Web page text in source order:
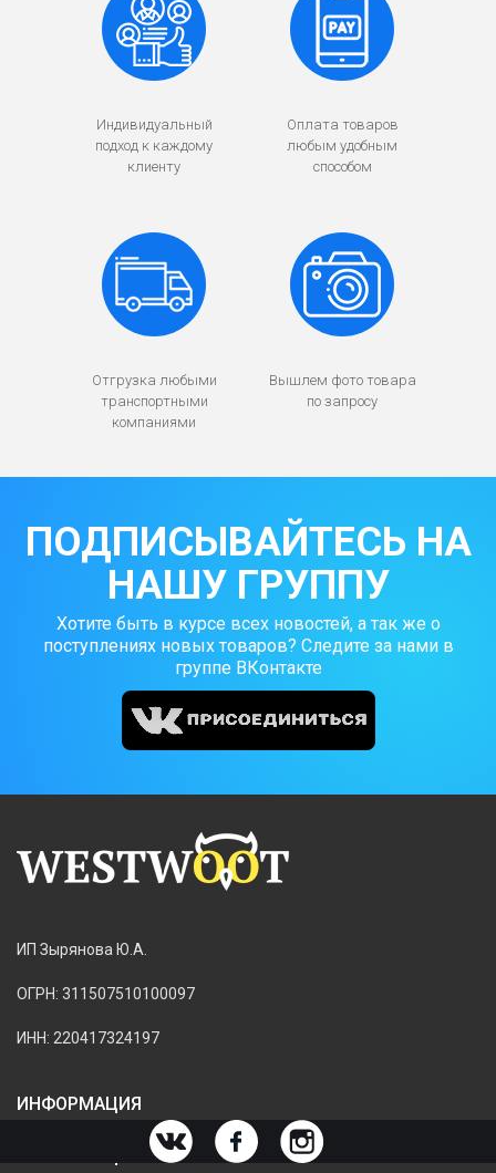
Индивидуальный
подход к каждому
клиенту
Оплата товаров
любым удобным
способом
Отгрузка любыми
транспортными
компаниями
Вышлем фото товара
по запросу
ПОДПИСЫВАЙТЕСЬ НА
НАШУ ГРУППУ
Хотите быть в курсе всех новостей, а так же о
поступлениях новых товаров? Следите за нами в
группе ВКонтакте
ИП Зырянова Ю.А.
ОГРН: 311507510100097
ИНН: 220417324197
ИНФОРМАЦИЯ
ИНФОРМАЦИЯ О МАГАЗИНЕ